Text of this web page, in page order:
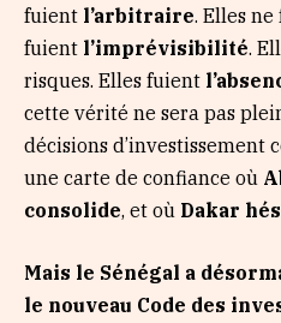
fuient l’arbitraire. Elles
fuient l’imprévisibilité.
risques. Elles fuient
cette vérité ne sera pas
décisions d’investissement
une carte de confiance où
consolide, et où Dakar
Mais le Sénégal a
le nouveau Code des